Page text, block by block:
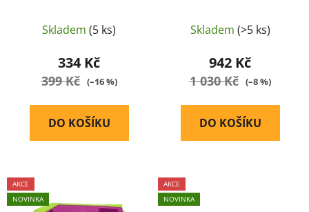
Modrá
Skladem (5 ks)
334 Kč
399 Kč (–16 %)
DO KOŠÍKU
Černá
Skladem (>5 ks)
942 Kč
1 030 Kč (–8 %)
DO KOŠÍKU
AKCE
NOVINKA
AKCE
NOVINKA